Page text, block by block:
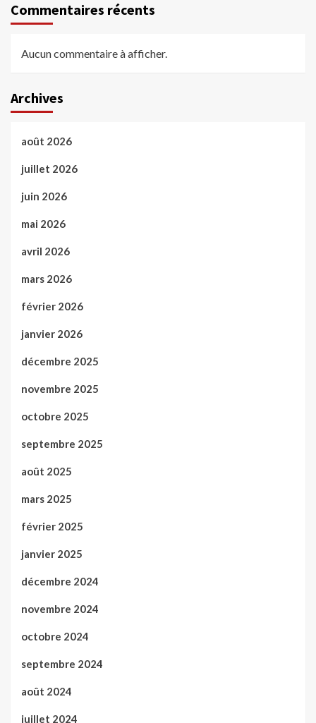
Commentaires récents
Aucun commentaire à afficher.
Archives
août 2026
juillet 2026
juin 2026
mai 2026
avril 2026
mars 2026
février 2026
janvier 2026
décembre 2025
novembre 2025
octobre 2025
septembre 2025
août 2025
mars 2025
février 2025
janvier 2025
décembre 2024
novembre 2024
octobre 2024
septembre 2024
août 2024
juillet 2024